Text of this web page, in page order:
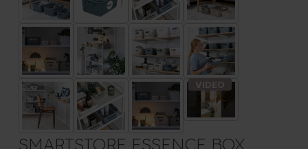
SMARTSTORE ESSENCE BOX,